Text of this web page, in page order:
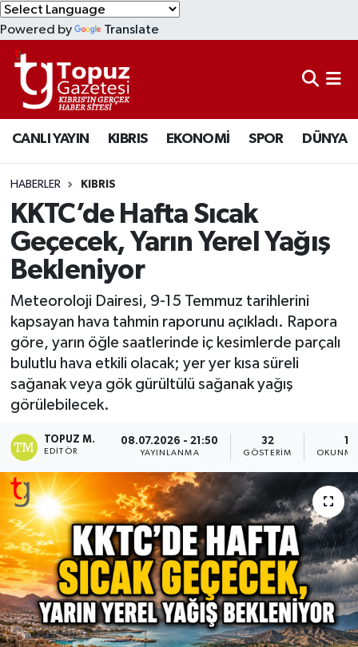
Powered by Translate
CANLI YAYIN KIBRIS EKONOMİ SPOR DÜNYA
HABERLER KIBRIS
KKTC’de Hafta Sıcak
Geçecek, Yarın Yerel Yağış
Bekleniyor
Meteoroloji Dairesi, 9-15 Temmuz tarihlerini
kapsayan hava tahmin raporunu açıkladı. Rapora
göre, yarın öğle saatlerinde iç kesimlerde parçalı
bulutlu hava etkili olacak; yer yer kısa süreli
sağanak veya gök gürültülü sağanak yağış
görülebilecek.
TOPUZ M.
EDITÖR
08.07.2026 - 21:50
YAYINLANMA
32
GÖSTERIM
KIBRIS
DÜNYA
EKONOMİ
MAGAZİN
SAĞLIK
SPOR
TEKNOLOJİ
TÜRKİYE
Lefkoşa Nöbetçi Eczaneler
Lefkoşa Hava Durumu
Lefkoşa Trafik Yoğunluk Haritası
Süper Lig Puan Durumu ve Fikstür
Tüm Manşetler
Son Dakika Haberleri
Haber Arşivi